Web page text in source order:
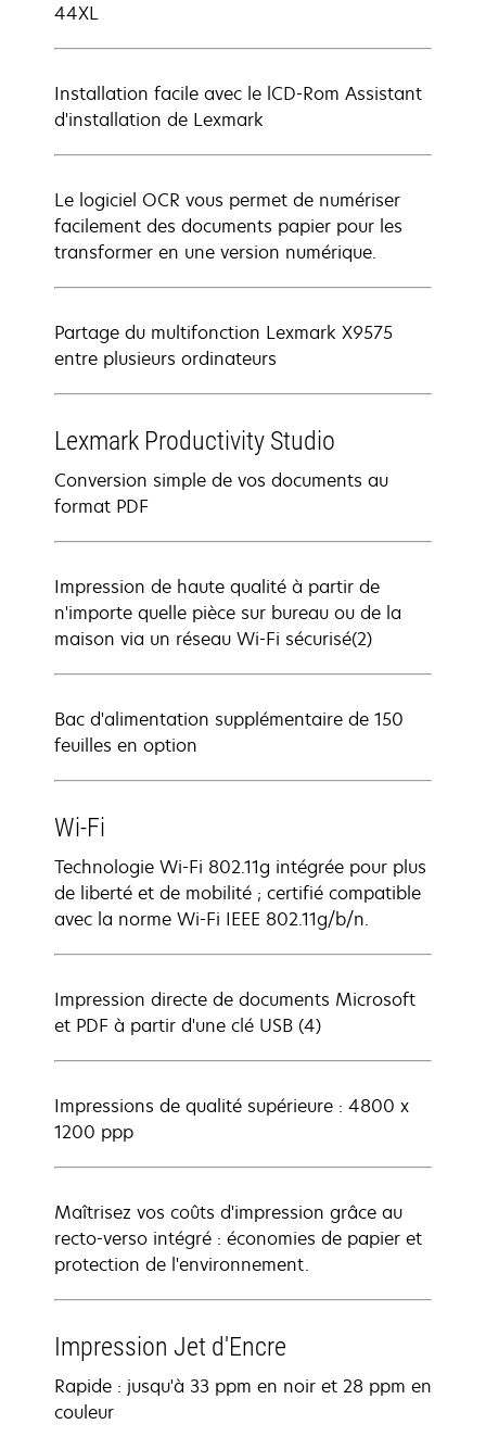
44XL
Installation facile avec le lCD-Rom Assistant
d'installation de Lexmark
Le logiciel OCR vous permet de numériser
facilement des documents papier pour les
transformer en une version numérique.
Partage du multifonction Lexmark X9575
entre plusieurs ordinateurs
Lexmark Productivity Studio
Conversion simple de vos documents au
format PDF
Impression de haute qualité à partir de
n'importe quelle pièce sur bureau ou de la
maison via un réseau Wi-Fi sécurisé(2)
Bac d'alimentation supplémentaire de 150
feuilles en option
Wi-Fi
Technologie Wi-Fi 802.11g intégrée pour plus
de liberté et de mobilité ; certifié compatible
avec la norme Wi-Fi IEEE 802.11g/b/n.
Impression directe de documents Microsoft
et PDF à partir d'une clé USB (4)
Impressions de qualité supérieure : 4800 x
1200 ppp
Maîtrisez vos coûts d'impression grâce au
recto-verso intégré : économies de papier et
protection de l'environnement.
Impression Jet d'Encre
Rapide : jusqu'à 33 ppm en noir et 28 ppm en
couleur